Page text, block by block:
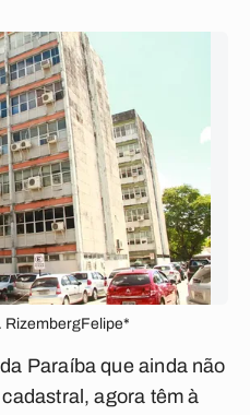
RizembergFelipe*
Paraíba que ainda não
agora têm à